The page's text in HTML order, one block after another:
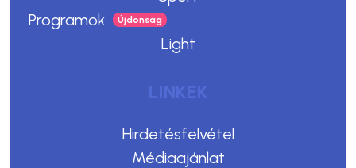
Programok
Light
LINKEK
Hirdetésfelvétel
Médiaajánlat